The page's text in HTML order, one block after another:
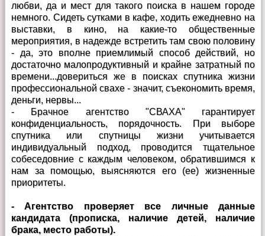
любви, да и мест для такого поиска в нашем городе
немного. Сидеть сутками в кафе, ходить ежедневно на
выставки, в кино, на какие-то общественные
мероприятия, в надежде встретить там свою половину
- да, это вполне приемлимый способ действий, но
достаточно малопродуктивный и крайне затратный по
времени...довериться же в поисках спутника жизни
профессиональной свахе - значит, съекономить время,
деньги, нервы...
- Брачное агентство "СВАХА" гарантирует
конфиденциальность, порядочность. При выборе
спутника или спутницы жизни учитывается
индивидуальный подход, проводится тщательное
собеседовние с каждым человеком, обратившимся к
нам за помощью, выясняются его (ее) жизненные
приоритеты.
- Агентство проверяет все личные данные
кандидата (прописка, наличие детей, наличие
брака, место работы).